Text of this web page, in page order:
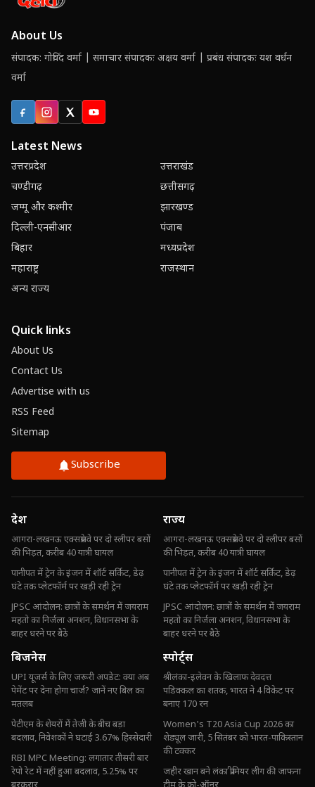
About Us
संपादक: गोविंद वर्मा | समाचार संपादकः अक्षय वर्मा | प्रबंध संपादकः यश वर्धन
वर्मा
FacebookInstagram
X (Twitter)
YouTube
Latest News
उत्तरप्रदेश
उत्तराखंड
चण्डीगढ़
छत्तीसगढ़
जम्मू और कश्मीर
झारखण्ड
दिल्ली-एनसीआर
पंजाब
बिहार
मध्यप्रदेश
महाराष्ट्र
राजस्थान
अन्य राज्य
Quick links
About Us
Contact Us
Advertise with us
RSS Feed
Sitemap
Subscribe
देश
आगरा-लखनऊ एक्सप्रेसवे पर दो स्लीपर बसों
की भिड़त, करीब 40 यात्री घायल
पानीपत में ट्रेन के इंजन में शॉर्ट सर्किट, डेढ़
घंटे तक प्लेटफॉर्म पर खड़ी रही ट्रेन
JPSC आंदोलन: छात्रों के समर्थन में जयराम
महतो का निर्जला अनशन, विधानसभा के
बाहर धरने पर बैठे
राज्य
आगरा-लखनऊ एक्सप्रेसवे पर दो स्लीपर बसों
की भिड़त, करीब 40 यात्री घायल
पानीपत में ट्रेन के इंजन में शॉर्ट सर्किट, डेढ़
घंटे तक प्लेटफॉर्म पर खड़ी रही ट्रेन
JPSC आंदोलन: छात्रों के समर्थन में जयराम
महतो का निर्जला अनशन, विधानसभा के
बाहर धरने पर बैठे
बिजनेस
UPI यूजर्स के लिए जरूरी अपडेट: क्या अब
पेमेंट पर देना होगा चार्ज? जानें नए बिल का
मतलब
पेटीएम के शेयरों में तेजी के बीच बड़ा
बदलाव, निवेशकों ने घटाई 3.67% हिस्सेदारी
RBI MPC Meeting: लगातार तीसरी बार
रेपो रेट में नहीं हुआ बदलाव, 5.25% पर
स्पोर्ट्स
श्रीलंका-इलेवन के खिलाफ देवदत्त
पडिक्कल का शतक, भारत ने 4 विकेट पर
बनाए 170 रन
Women's T20 Asia Cup 2026 का
शेड्यूल जारी, 5 सितंबर को भारत-पाकिस्तान
की टक्कर
जहीर खान बने लंका प्रीमियर लीग की जाफना